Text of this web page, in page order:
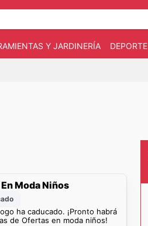
Y JARDINERÍA DEPORTE
Moda Niños
ha caducado. ¡Pronto habrá
de Ofertas en moda niños!